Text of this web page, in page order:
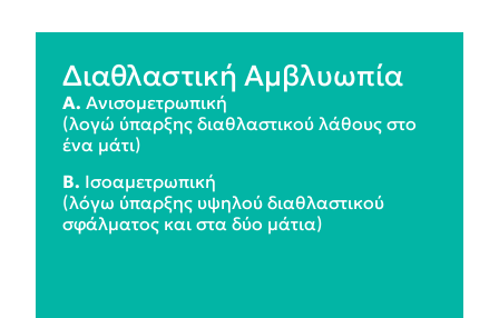
Διαθλαστική Aμβλυωπία
A. Ανισομετρωπική
(λογώ ύπαρξης διαθλαστικού λάθους στο
ένα μάτι)
B. Ισοαμετρωπική
(λόγω ύπαρξης υψηλού διαθλαστικού
σφάλματος και στα δύο μάτια)